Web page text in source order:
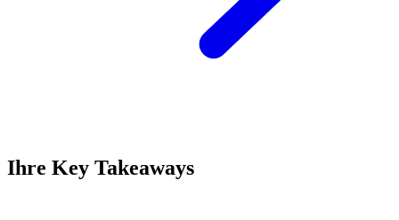
Ihre Key Takeaways